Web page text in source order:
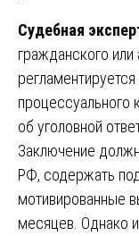
Судебная
гражданского
процессуального
об уголовной
Заключение
РФ, содержать
мотивированные
месяцев. Однако